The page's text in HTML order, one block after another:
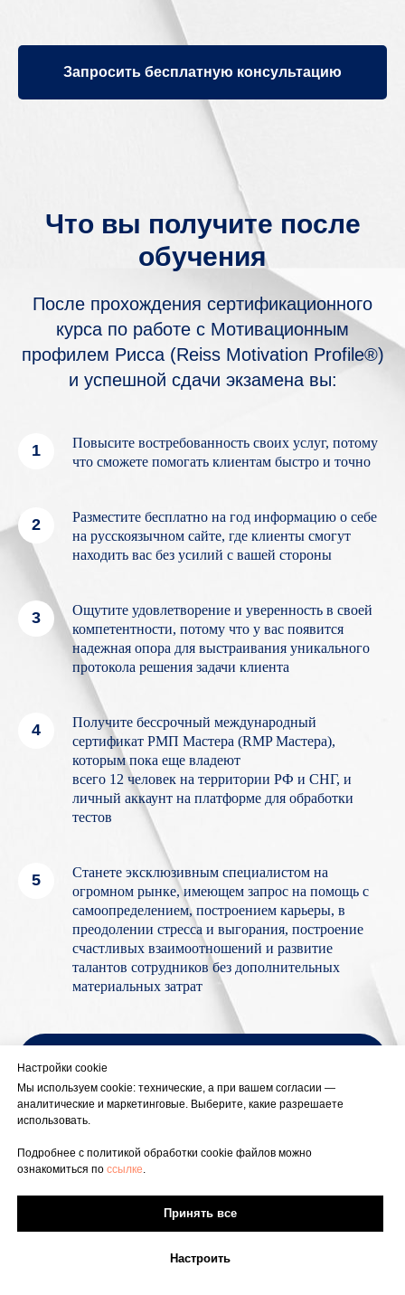
Запросить бесплатную консультацию
Что вы получите после
обучения
После прохождения сертификационного
курса по работе с Мотивационным
профилем Рисса (Reiss Motivation Profile®)
и успешной сдачи экзамена вы:
Повысите востребованность своих услуг, потому
что сможете помогать клиентам быстро и точно
Разместите бесплатно на год информацию о себе
на русскоязычном сайте, где клиенты смогут
находить вас без усилий с вашей стороны
Ощутите удовлетворение и уверенность в своей
компетентности, потому что у вас появится
надежная опора для выстраивания уникального
протокола решения задачи клиента
Получите бессрочный международный
сертификат РМП Мастера (RMP Мастера),
которым пока еще владеют
всего 12 человек на территории РФ и СНГ, и
личный аккаунт на платформе для обработки
тестов
Станете эксклюзивным специалистом на
огромном рынке, имеющем запрос на помощь с
самоопределением, построением карьеры, в
преодолении стресса и выгорания, построение
счастливых взаимоотношений и развитие
талантов сотрудников без дополнительных
материальных затрат
Настройки cookie
Мы используем cookie: технические, а при вашем согласии —
аналитические и маркетинговые. Выберите, какие разрешаете
использовать.
Подробнее с политикой обработки cookie файлов можно
ознакомиться по ссылке.
Принять все
Настроить